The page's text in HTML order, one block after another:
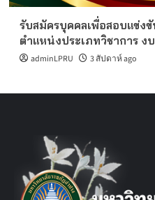
รับสมัครบุคคลเพื่อสอบแข่ง
ตำแหน่งประเภทวิชาการ ง
adminLPRU 3 สัปดาห์ ago